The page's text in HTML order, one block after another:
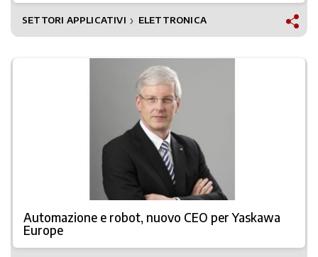
SETTORI APPLICATIVI ❯ ELETTRONICA
Automazione e robot, nuovo CEO per Yaskawa
Europe